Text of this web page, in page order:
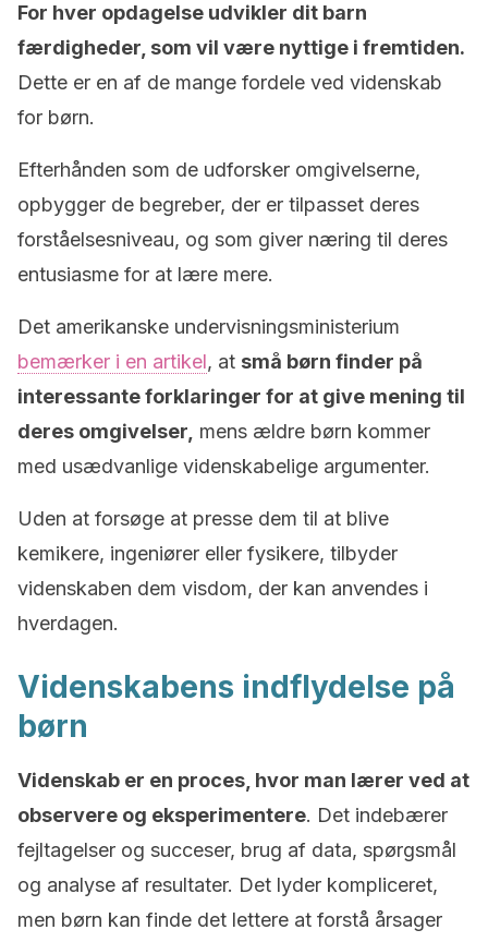
For hver opdagelse udvikler dit barn
færdigheder, som vil være nyttige i fremtiden.
Dette er en af de mange fordele ved videnskab
for børn.
Efterhånden som de udforsker omgivelserne,
opbygger de begreber, der er tilpasset deres
forståelsesniveau, og som giver næring til deres
entusiasme for at lære mere.
Det amerikanske undervisningsministerium
bemærker i en artikel, at små børn finder på
interessante forklaringer for at give mening til
deres omgivelser, mens ældre børn kommer
med usædvanlige videnskabelige argumenter.
Uden at forsøge at presse dem til at blive
kemikere, ingeniører eller fysikere, tilbyder
videnskaben dem visdom, der kan anvendes i
hverdagen.
Videnskabens indflydelse på
børn
Videnskab er en proces, hvor man lærer ved at
observere og eksperimentere. Det indebærer
fejltagelser og succeser, brug af data, spørgsmål
og analyse af resultater. Det lyder kompliceret,
men børn kan finde det lettere at forstå årsager